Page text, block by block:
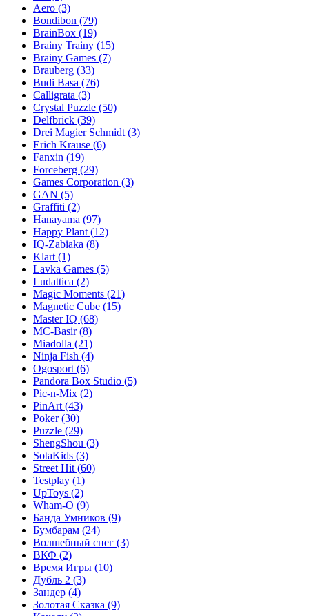
Aero (3)
Bondibon (79)
BrainBox (19)
Brainy Trainy (15)
Brainy Games (7)
Brauberg (33)
Budi Basa (76)
Calligrata (3)
Crystal Puzzle (50)
Delfbrick (39)
Drei Magier Schmidt (3)
Erich Krause (6)
Fanxin (19)
Forceberg (29)
Games Corporation (3)
GAN (5)
Graffiti (2)
Hanayama (97)
Happy Plant (12)
IQ-Zabiaka (8)
Klart (1)
Lavka Games (5)
Ludattica (2)
Magic Moments (21)
Magnetic Cube (15)
Master IQ (68)
MC-Basir(8)
Miadolla (21)
Ninja Fish (4)
Ogosport (6)
Pandora Box Studio (5)
Pic-n-Mix (2)
PinArt (43)
Poker(30)
Puzzle (29)
ShengShou (3)
SotaKids (3)
Street Hit (60)
Testplay (1)
UpToys (2)
Wham-O (9)
Банда Умников (9)
Бумбарам (24)
Волшебный снег (3)
ВКФ (2)
Время Игры (10)
Дубль 2 (3)
Зандер (4)
Золотая Сказка (9)